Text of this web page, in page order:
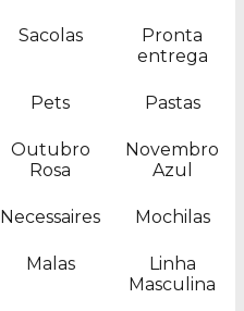
Sacolas
Pronta
entrega
Pets Pastas
Outubro
Rosa
Novembro
Azul
Necessaires Mochilas
Malas
Linha
Masculina